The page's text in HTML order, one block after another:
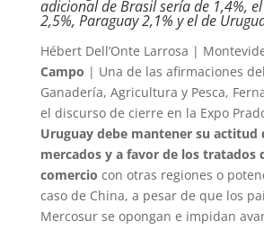
adicional de Brasil sería de 1,4%,
2,5%, Paraguay 2,1% y el de
Hébert Dell’Onte Larrosa |
Campo | Una de las afirmaciones
Ganadería, Agricultura y Pesca,
el discurso de cierre en la Expo
Uruguay debe mantener su actitud
mercados y a favor de los tratados
comercio con otras regiones o
caso de China, a pesar de que los
Mercosur se opongan e impidan